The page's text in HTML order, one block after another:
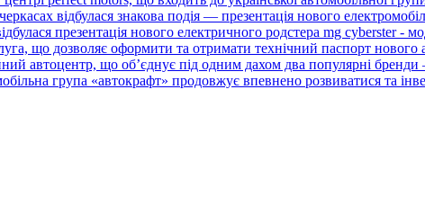
відбулася знакова подія — презентація нового
презентація нового електричного родстера mg cyberster -
що дозволяє оформити та отримати технічний паспорт нового
автоцентр, що об’єднує під одним дахом два популярні
група «автокрафт» продовжує впевнено розвиватися та